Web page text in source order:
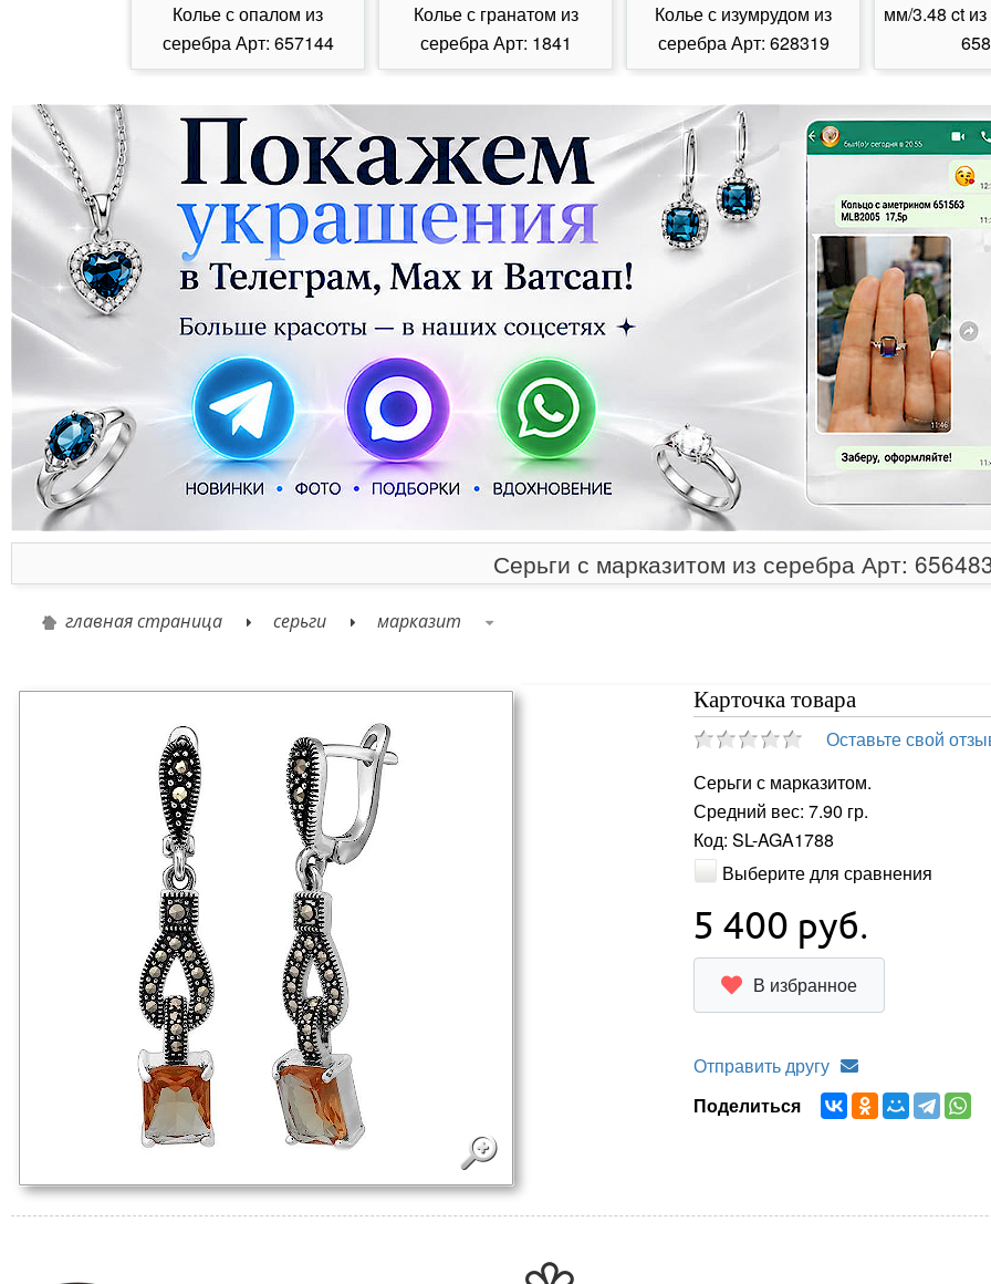
Колье с опалом из
серебра Арт: 657144
Колье с гранатом из
серебра Арт: 1841
Колье с изумрудом из
серебра Арт: 628319
мм/3.48 ct
Серьги с марказитом из серебра Арт:
главная страница серьги марказит
Карточка товара
Оставьте свой
Серьги с марказитом.
Средний вес: 7.90 гр.
Код: SL-AGA1788
Выберите для сравнения
5 400 руб.
В избранное
Отправить другу
Поделиться